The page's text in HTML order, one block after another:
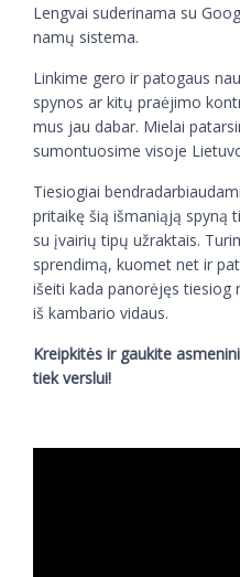
Lengvai suderinama su
namų sistema.
Linkime gero ir patogaus
spynos ar kitų praėjimo
mus jau dabar. Mielai
sumontuosime visoje
Tiesiogiai
pritaikę šią išmaniąją spyną
su įvairių tipų užraktais.
sprendimą, kuomet net ir
išeiti kada panorėjęs tiesiog
iš kambario vidaus.
Kreipkitės ir gaukite
tiek verslui!